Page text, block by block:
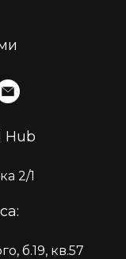
Hub
2/1
б.19, кв.57